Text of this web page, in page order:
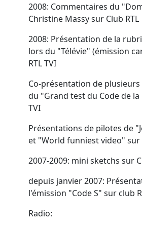
2008: Commentaires du
Christine Massy sur Club RTL
2008: Présentation de la
lors du "Télévie" (émission
RTL TVI
Co-présentation de
du "Grand test du Code de la
TVI
Présentations de pilotes de
et "World funniest video" sur
2007-2009: mini sketchs sur
depuis janvier 2007:
l'émission "Code S" sur club
Radio: